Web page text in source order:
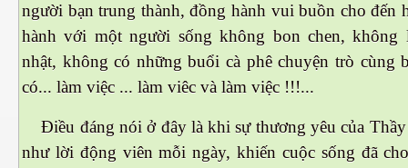
người bạn trung thành, đồng hành vui buồn cho đến
hành với một người sống không bon chen, không
nhật, không có những buổi cà phê chuyện trò cùng
có... làm việc ... làm viêc và làm việc !!!...
Điều đáng nói ở đây là khi sự thương yêu của Thầy
như lời động viên mỗi ngày, khiến cuộc sống đã